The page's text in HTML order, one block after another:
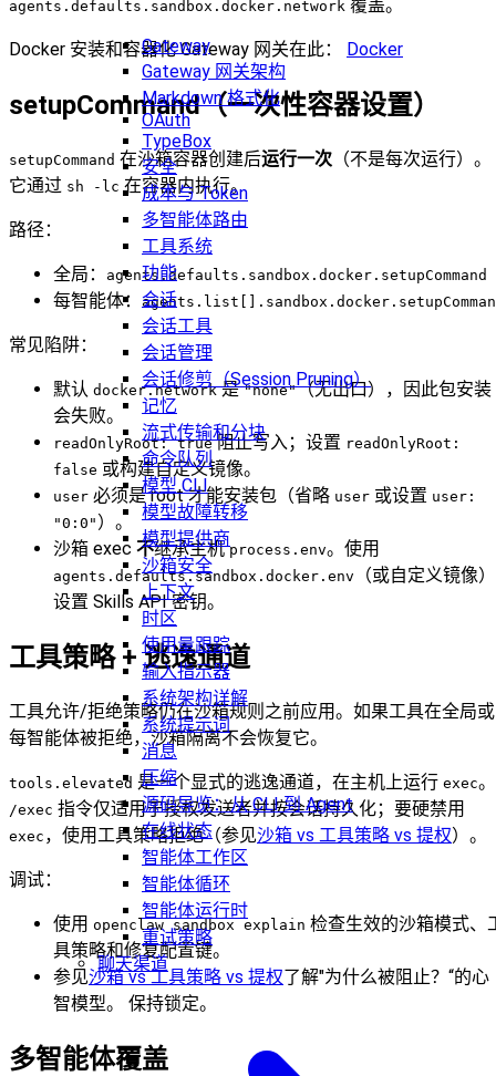
Gateway
Gateway 网关架构
Markdown 格式化
OAuth
TypeBox
安全
成本与 Token
多智能体路由
工具系统
功能
会话
会话工具
会话管理
会话修剪（Session Pruning）
记忆
流式传输和分块
命令队列
模型 CLI
模型故障转移
模型提供商
沙箱安全
上下文
时区
使用量跟踪
输入指示器
系统架构详解
系统提示词
消息
压缩
源码导览：从 CLI 到 Agent
在线状态
智能体工作区
智能体循环
智能体运行时
重试策略
聊天渠道
agents.defaults.sandbox.docker.network 覆盖。
Docker 安装和容器化 Gateway 网关在此： Docker
setupCommand（一次性容器设置）
setupCommand 在沙箱容器创建后运行一次 （不是每次运行）。
它通过 sh -lc 在容器内执行。
路径：
全局： agents.defaults.sandbox.docker.setupCommand
每智能体：
常见陷阱：
默认 docker.network是"none"（无出口），因此包安装
会失败。
readOnlyRoot: true阻止写入；设置 readOnlyRoot:
false 或构建自定义镜像。
user 必须是 root 才能安装包（省略 user 或设置 user:
"0:0" ）。
沙箱 exec 不继承主机process.env。使用
agents.defaults.sandbox.docker.env
（或自定义镜像）
设置 Skills API 密钥。
工具策略 + 逃逸通道
工具允许/拒绝策略仍在沙箱规则之前应用。如果工具在全局或
每智能体被拒绝，沙箱隔离不会恢复它。
tools.elevated 是一个显式的逃逸通道，在主机上运行 exec。
/exec 指令仅适用于授权发送者并按会话持久化；要硬禁用
exec ，使用工具策略拒绝（参见沙箱 vs 工具策略 vs 提权）。
调试：
使用 openclaw sandbox explain 检查生效的沙箱模式、
具策略和修复配置键。
参见沙箱 vs 工具策略 vs 提权了解"为什么被阻止？“的心
智模型。 保持锁定。
多智能体覆盖